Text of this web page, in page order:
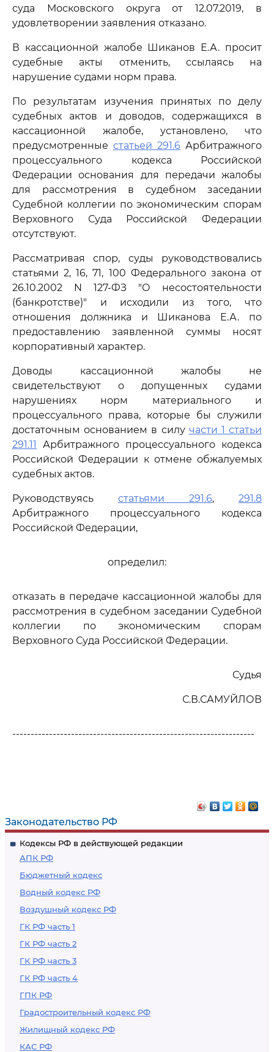
Законодательство РФ
Кодексы РФ в действующей редакции
АПК РФ
Бюджетный кодекс
Водный кодекс РФ
Воздушный кодекс РФ
ГК РФ часть 1
ГК РФ часть 2
ГК РФ часть 3
ГК РФ часть 4
ГПК РФ
Градостроительный кодекс РФ
Жилищный кодекс РФ
КАС РФ
суда Московского округа от 12.07.2019, в
удовлетворении заявления отказано.
В кассационной жалобе Шиканов Е.А. просит
судебные акты отменить, ссылаясь на
нарушение судами норм права.
По результатам изучения принятых по делу
судебных актов и доводов, содержащихся в
кассационной жалобе, установлено, что
предусмотренные статьей 291.6 Арбитражного
процессуального кодекса Российской
Федерации основания для передачи жалобы
для рассмотрения в судебном заседании
Судебной коллегии по экономическим спорам
Верховного Суда Российской Федерации
отсутствуют.
Рассматривая спор, суды руководствовались
статьями 2, 16, 71, 100 Федерального закона от
26.10.2002 N 127-ФЗ "О несостоятельности
(банкротстве)" и исходили из того, что
отношения должника и Шиканова Е.А. по
предоставлению заявленной суммы носят
корпоративный характер.
Доводы кассационной жалобы не
свидетельствуют о допущенных судами
нарушениях норм материального и
процессуального права, которые бы служили
достаточным основанием в силу части 1 статьи
291.11
Арбитражного процессуального кодекса
Российской Федерации к отмене обжалуемых
судебных актов.
Руководствуясь статьями 291.6, 291.8
Арбитражного процессуального кодекса
Российской Федерации,
определил:
отказать в передаче кассационной жалобы для
рассмотрения в судебном заседании Судебной
коллегии по экономическим спорам
Верховного Суда Российской Федерации.
Судья
С.В.САМУЙЛОВ
------------------------------------------------------------------